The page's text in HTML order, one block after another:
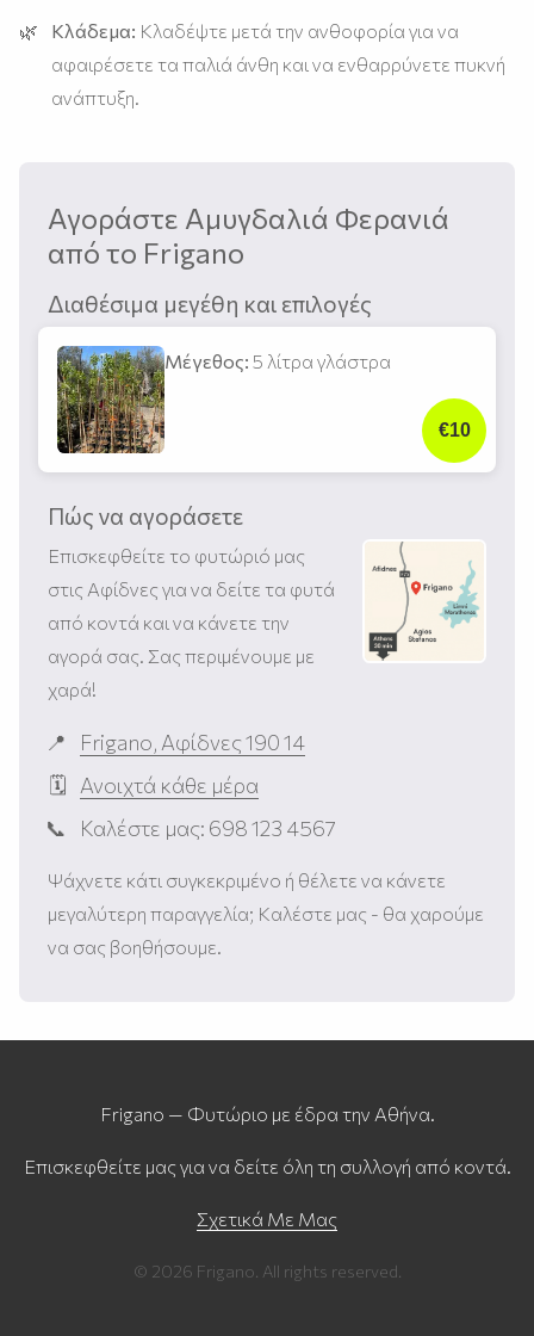
Κλάδεμα: Κλαδέψτε μετά την ανθοφορία για να
αφαιρέσετε τα παλιά άνθη και να ενθαρρύνετε πυκνή
ανάπτυξη.
Αγοράστε Αμυγδαλιά Φερανιά
από το Frigano
Διαθέσιμα μεγέθη και επιλογές
Μέγεθος: 5 λίτρα γλάστρα
€10
Πώς να αγοράσετε
Επισκεφθείτε το φυτώριό μας
στις Αφίδνες για να δείτε τα φυτά
από κοντά και να κάνετε την
αγορά σας. Σας περιμένουμε με
χαρά!
Frigano, Αφίδνες 190 14
Ανοιχτά κάθε μέρα
Καλέστε μας: 698 123 4567
Ψάχνετε κάτι συγκεκριμένο ή θέλετε να κάνετε
μεγαλύτερη παραγγελία; Καλέστε μας - θα χαρούμε
να σας βοηθήσουμε.
Frigano — Φυτώριο με έδρα την Αθήνα.
Επισκεφθείτε μας για να δείτε όλη τη συλλογή από κοντά.
Σχετικά Με Μας
© 2026 Frigano. All rights reserved.